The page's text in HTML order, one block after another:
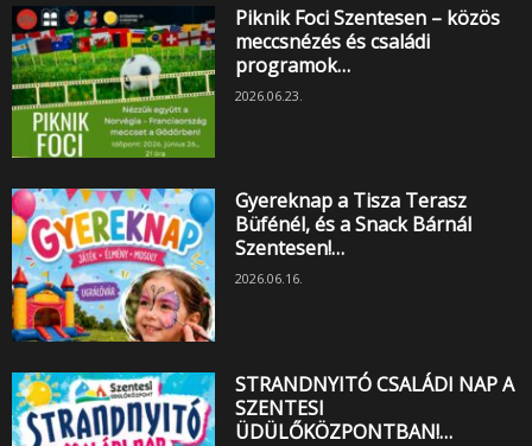
Piknik Foci Szentesen – közös
meccsnézés és családi
programok…
2026.06.23.
Gyereknap a Tisza Terasz
Büfénél, és a Snack Bárnál
Szentesen!…
2026.06.16.
STRANDNYITÓ CSALÁDI NAP A
SZENTESI
ÜDÜLŐKÖZPONTBAN!…